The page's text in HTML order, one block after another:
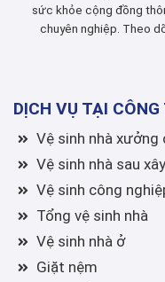
sức khỏe cộng đồng
chuyên nghiệp. Theo
DỊCH VỤ TẠI
Vệ sinh nhà xưởng
Vệ sinh nhà sau
Vệ sinh công
Tổng vệ sinh nhà
Vệ sinh nhà ở
Giặt nệm